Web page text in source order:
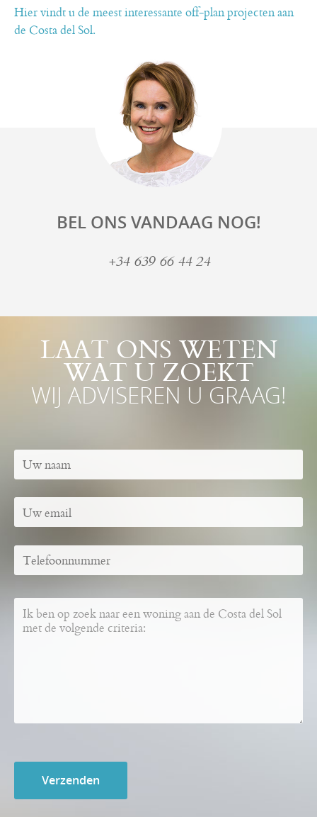
Hier vindt u de meest interessante off-plan projecten aan
de Costa del Sol.
BEL ONS VANDAAG NOG!
+34 639 66 44 24
LAAT ONS WETEN
WAT U ZOEKT
WIJ ADVISEREN U GRAAG!